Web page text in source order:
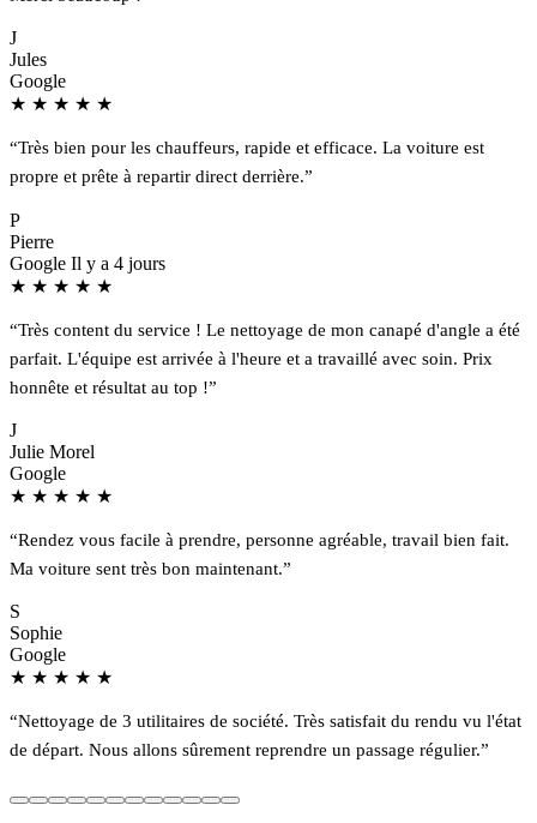
J
Jules
Google
★ ★ ★ ★ ★
“Très bien pour les chauffeurs, rapide et efficace. La voiture est
propre et prête à repartir direct derrière.”
P
Pierre
Google Il y a 4 jours
★ ★ ★ ★ ★
“Très content du service ! Le nettoyage de mon canapé d'angle a été
parfait. L'équipe est arrivée à l'heure et a travaillé avec soin. Prix
honnête et résultat au top !”
J
Julie Morel
Google
★ ★ ★ ★ ★
“Rendez vous facile à prendre, personne agréable, travail bien fait.
Ma voiture sent très bon maintenant.”
S
Sophie
Google
★ ★ ★ ★ ★
“Nettoyage de 3 utilitaires de société. Très satisfait du rendu vu l'état
de départ. Nous allons sûrement reprendre un passage régulier.”